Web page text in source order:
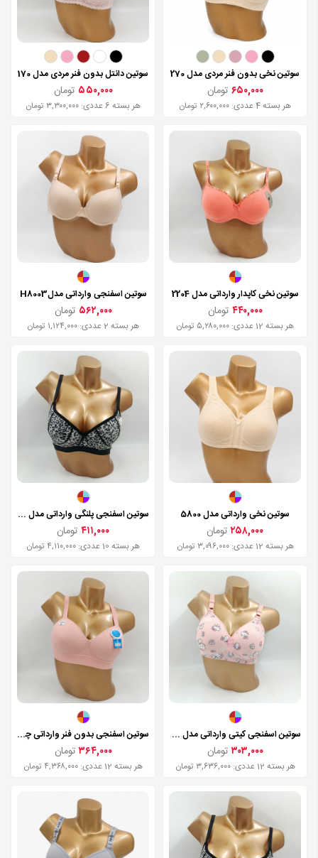
سوتین نخی بدون فنر مردی مدل 270
۶۵۰,۰۰۰ تومان
هر بسته 4 عددی: ۲,۶۰۰,۰۰۰ تومان
سوتین دانتل بدون فنر مردی مدل 170
۵۵۰,۰۰۰ تومان
هر بسته 6 عددی: ۳,۳۰۰,۰۰۰ تومان
سوتین نخی کاپدار وارداتی مدل 2204
۴۴۰,۰۰۰ تومان
هر بسته 12 عددی: ۵,۲۸۰,۰۰۰ تومان
سوتین اسفنجی وارداتی مدلH8003
۵۶۲,۰۰۰ تومان
هر بسته 2 عددی: ۱,۱۲۴,۰۰۰ تومان
سوتین نخی وارداتی مدل 5800
۲۵۸,۰۰۰تومان
هر بسته 12 عددی: ۳,۰۹۶,۰۰۰ تومان
سوتین اسفنجی پلنگی وارداتی مدل 33
۴۱۱,۰۰۰ تومان
هر بسته 10 عددی: ۴,۱۱۰,۰۰۰ تومان
سوتین اسفنجی کیتی وارداتی مدل 1604
۳۰۳,۰۰۰تومان
هر بسته 12 عددی: ۳,۶۳۶,۰۰۰ تومان
سوتین اسفنجی بدون فنر وارداتی چینی مدل EX8823
۳۶۴,۰۰۰تومان
هر بسته 12 عددی: ۴,۳۶۸,۰۰۰ تومان